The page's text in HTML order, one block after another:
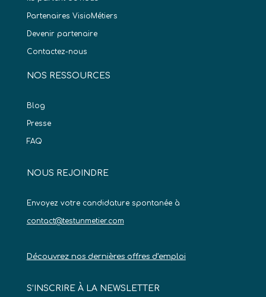
Partenaires VisioMétiers
Devenir partenaire
Contactez-nous
NOS RESSOURCES
Blog
Presse
FAQ
NOUS REJOINDRE
Envoyez votre candidature spontanée à
contact@testunmetier.com
Découvrez nos dernières offres d’emploi
S’INSCRIRE À LA NEWSLETTER